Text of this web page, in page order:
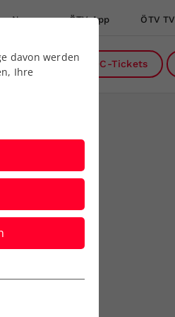
News ÖTV App ÖTV TV
uns DC-Tickets
davon werden
Ihre
der